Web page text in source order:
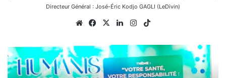
Directeur Général : José-Éric Kodjo GAGLI (LeDivin)
WebsiteFacebook
X LinkedinInstagram